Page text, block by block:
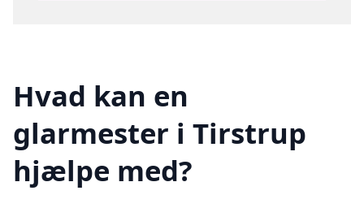
Hvad kan en
glarmester i Tirstrup
hjælpe med?